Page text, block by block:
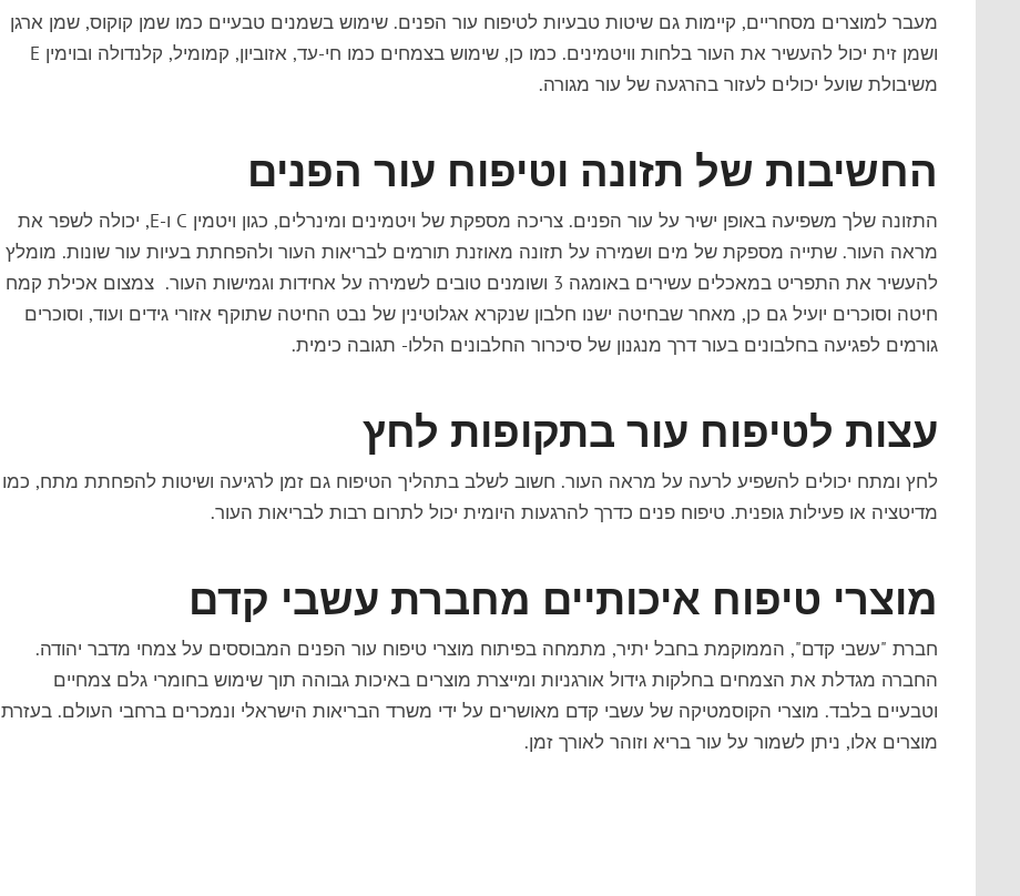
מעבר למוצרים מסחריים, קיימות גם שיטות טבעיות לטיפוח עור הפנים. שימוש בשמנים טבעיים כמו שמן קוקוס, שמן ארגן
ושמן זית יכול להעשיר את העור בלחות וויטמינים. כמו כן, שימוש בצמחים כמו חי-עד, אזוביון, קמומיל, קלנדולה ובוימין E
משיבולת שועל יכולים לעזור בהרגעה של עור מגורה.
החשיבות של תזונה וטיפוח עור הפנים
התזונה שלך משפיעה באופן ישיר על עור הפנים. צריכה מספקת של ויטמינים ומינרלים, כגון ויטמין C ו-E, יכולה לשפר את
מראה העור. שתייה מספקת של מים ושמירה על תזונה מאוזנת תורמים לבריאות העור ולהפחתת בעיות עור שונות. מומלץ
להעשיר את התפריט במאכלים עשירים באומגה 3 ושומנים טובים לשמירה על אחידות וגמישות העור. צמצום אכילת קמח
חיטה וסוכרים יועיל גם כן, מאחר שבחיטה ישנו חלבון שנקרא אגלוטינין של נבט החיטה שתוקף אזורי גידים ועוד, וסוכרים
גורמים לפגיעה בחלבונים בעור דרך מנגנון של סיכרור החלבונים הללו- תגובה כימית.
עצות לטיפוח עור בתקופות לחץ
לחץ ומתח יכולים להשפיע לרעה על מראה העור. חשוב לשלב בתהליך הטיפוח גם זמן לרגיעה ושיטות להפחתת מתח, כמו
מדיטציה או פעילות גופנית. טיפוח פנים כדרך להרגעות היומית יכול לתרום רבות לבריאות העור.
מוצרי טיפוח איכותיים מחברת עשבי קדם
חברת "עשבי קדם", הממוקמת בחבל יתיר, מתמחה בפיתוח מוצרי טיפוח עור הפנים המבוססים על צמחי מדבר יהודה.
החברה מגדלת את הצמחים בחלקות גידול אורגניות ומייצרת מוצרים באיכות גבוהה תוך שימוש בחומרי גלם צמחיים
וטבעיים בלבד. מוצרי הקוסמטיקה של עשבי קדם מאושרים על ידי משרד הבריאות הישראלי ונמכרים ברחבי העולם. בעזרת
מוצרים אלו, ניתן לשמור על עור בריא וזוהר לאורך זמן.